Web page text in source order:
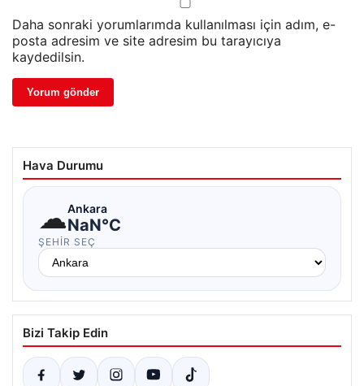
Daha sonraki yorumlarımda kullanılması için adım, e-
posta adresim ve site adresim bu tarayıcıya
kaydedilsin.
Hava Durumu
☁Ankara
NaN°C
ŞEHIR SEÇ
Bizi Takip Edin